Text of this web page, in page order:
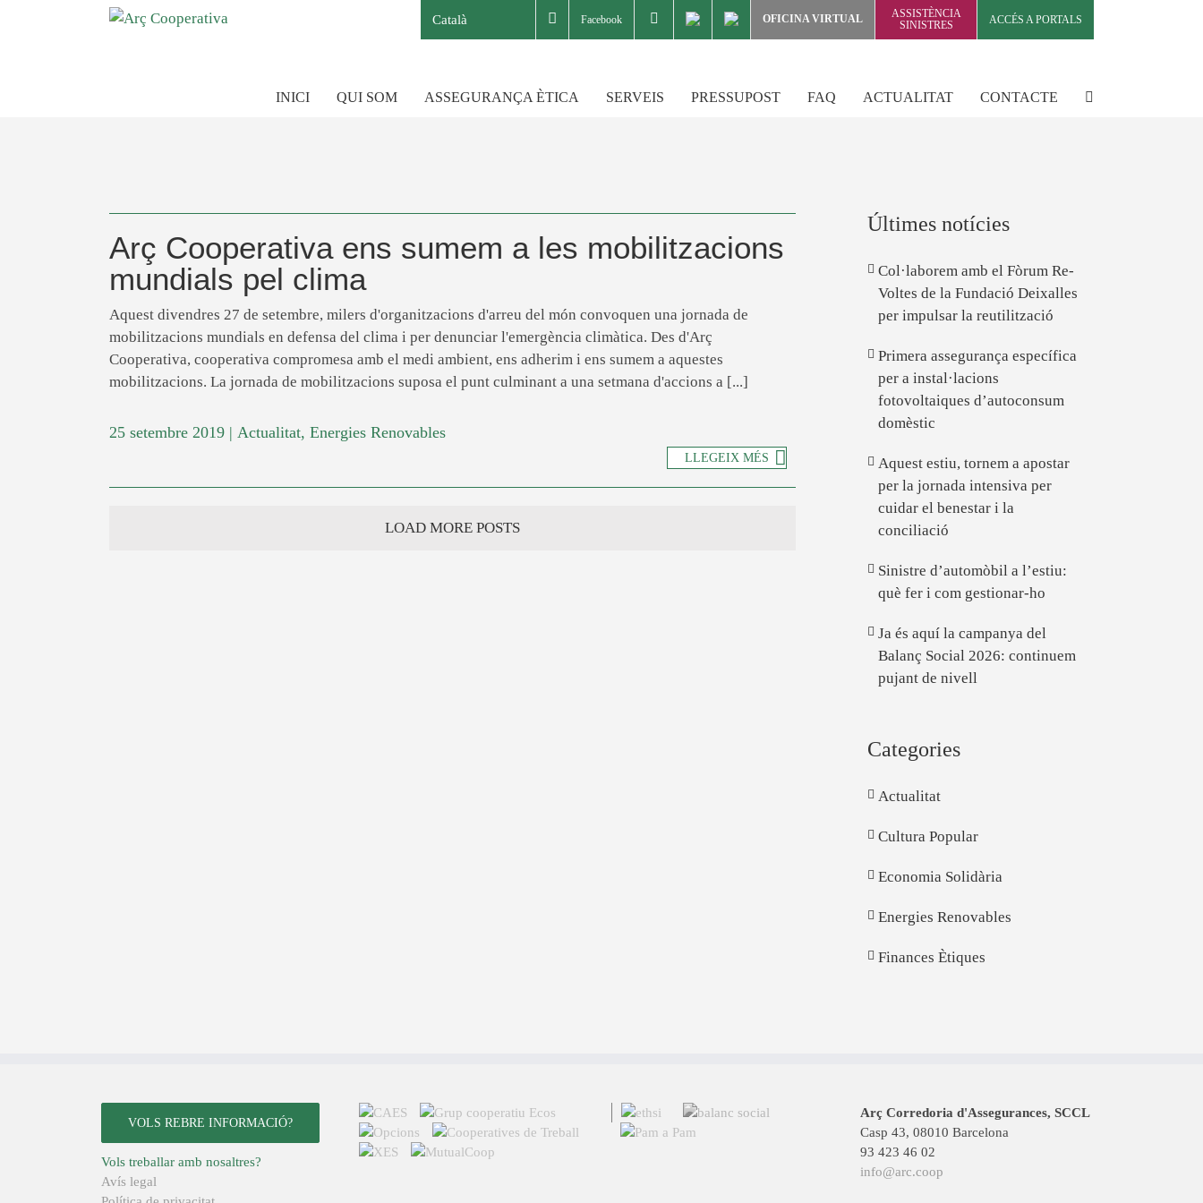
Català Facebook OFICINA VIRTUAL
ASSISTÈNCIA
SINISTRES
ACCÉS A PORTALS
INICI QUI SOM ASSEGURANÇA ÈTICA SERVEIS PRESSUPOST FAQ ACTUALITAT CONTACTE
Arç Cooperativa ens sumem a les mobilitzacions
mundials pel clima
Aquest divendres 27 de setembre, milers d'organitzacions d'arreu del món convoquen una jornada de
mobilitzacions mundials en defensa del clima i per denunciar l'emergència climàtica. Des d'Arç
Cooperativa, cooperativa compromesa amb el medi ambient, ens adherim i ens sumem a aquestes
mobilitzacions. La jornada de mobilitzacions suposa el punt culminant a una setmana d'accions a [...]
25 setembre 2019 | Actualitat, Energies Renovables
LLEGEIX MÉS
LOAD MORE POSTS
Últimes notícies
Col·laborem amb el Fòrum Re-
Voltes de la Fundació Deixalles
per impulsar la reutilització
Primera assegurança específica
per a instal·lacions
fotovoltaiques d’autoconsum
domèstic
Aquest estiu, tornem a apostar
per la jornada intensiva per
cuidar el benestar i la
conciliació
Sinistre d’automòbil a l’estiu:
què fer i com gestionar-ho
Ja és aquí la campanya del
Balanç Social 2026: continuem
pujant de nivell
Categories
Actualitat
Cultura Popular
Economia Solidària
Energies Renovables
Finances Ètiques
VOLS REBRE INFORMACIÓ?
Vols treballar amb nosaltres?
Avís legal
Arç Corredoria d'Assegurances, SCCL
Casp 43, 08010 Barcelona
93 423 46 02
info@arc.coop